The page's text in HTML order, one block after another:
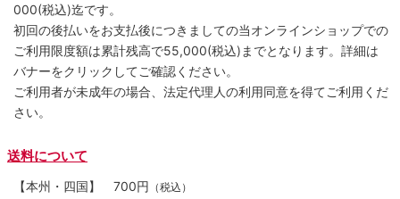
000(税込)迄です。
初回の後払いをお支払後につきましての当オンラインショップでの
ご利用限度額は累計残高で55,000(税込)までとなります。詳細は
バナーをクリックしてご確認ください。
ご利用者が未成年の場合、法定代理人の利用同意を得てご利用くだ
さい。
送料について
【本州・四国】 700円 （税込）